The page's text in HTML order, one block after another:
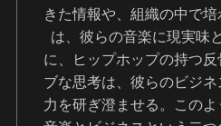
きた情報や、組織の中で
は、彼らの音楽に現実味
に、ヒップホップの持つ
ブな思考は、彼らのビジ
力を研ぎ澄ませる。このよ